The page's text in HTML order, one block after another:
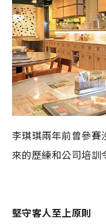
李琪琪兩年前曾參賽
來的歷練和公司培訓
堅守客人至上原則